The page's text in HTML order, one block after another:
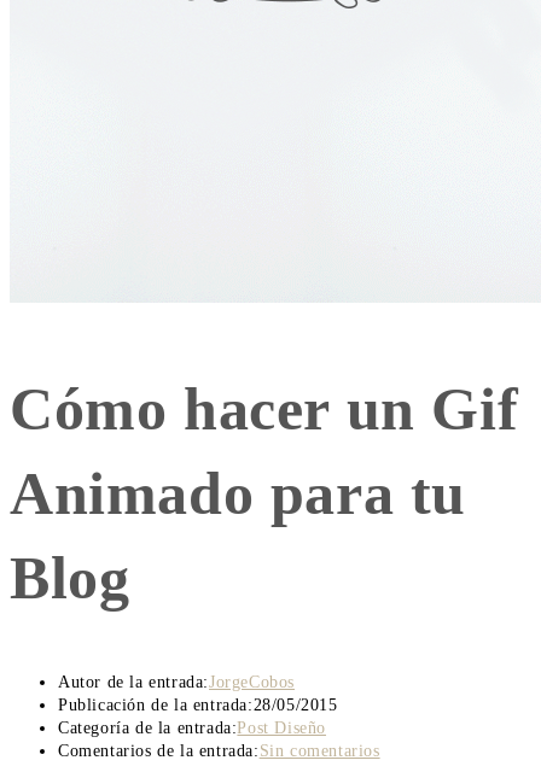
Cómo hacer un Gif
Animado para tu
Blog
Autor de la entrada:JorgeCobos
Publicación de la entrada: 28/05/2015
Categoría de la entrada:Post Diseño
Comentarios de la entrada: Sin comentarios